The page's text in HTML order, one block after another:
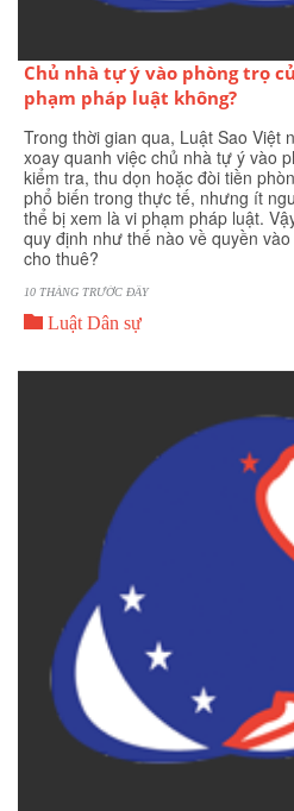
Chủ nhà tự ý vào phòng trọ
phạm pháp luật không?
Trong thời gian qua, Luật Sao Việt
xoay quanh việc chủ nhà tự ý vào
kiểm tra, thu dọn hoặc đòi tiền
phổ biến trong thực tế, nhưng ít
thể bị xem là vi phạm pháp luật.
quy định như thế nào về quyền
cho thuê?
10 THÁNG TRƯỚC ĐÂY
 Luật Dân sự